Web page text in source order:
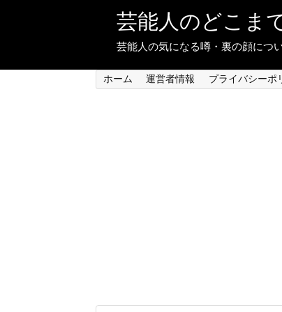
芸能人のどこま
芸能人の気になる噂・裏の顔につ
ホーム 運営者情報 プライバシーポ